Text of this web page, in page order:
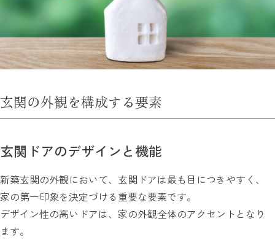
玄関の外観を構成する要素
玄関ドアのデザインと機能
新築玄関の外観において、玄関ドアは最も目につきやすく、
家の第一印象を決定づける重要な要素です。
デザイン性の高いドアは、家の外観全体のアクセントとなり
ます。